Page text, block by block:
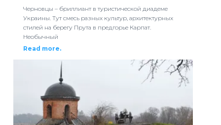
Черновцы – бриллиант в туристической диадеме
Украины. Тут смесь разных культур, архитектурных
стилей на берегу Прута в предгорье Карпат.
Необычный
Read more.